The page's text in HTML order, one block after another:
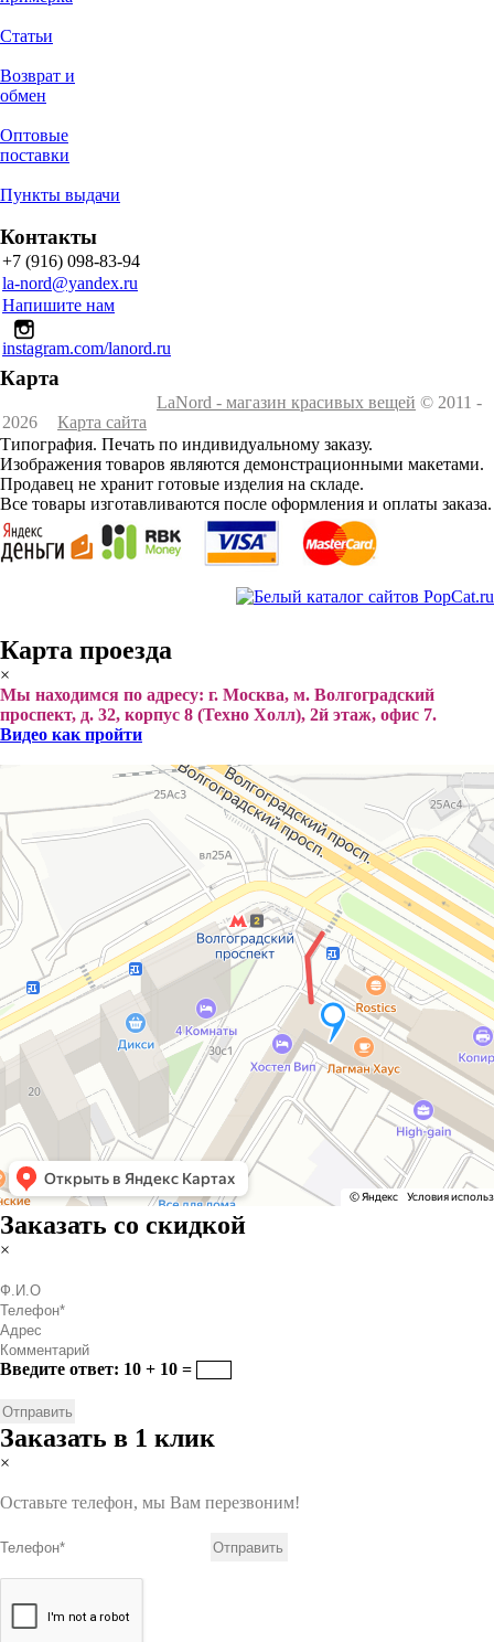
Статьи
Возврат и
обмен
Оптовые
поставки
Пункты выдачи
Контакты
+7 (916) 098-83-94
la-nord@yandex.ru
Напишите нам
instagram.com/lanord.ru
Карта
LaNord - магазин красивых вещей © 2011 -
2026
Карта сайта
Типография. Печать по индивидуальному заказу.
Изображения товаров являются демонстрационными макетами.
Продавец не хранит готовые изделия на складе.
Все товары изготавливаются после оформления и оплаты заказа.
Карта проезда
×
Мы находимся по адресу: г. Москва, м. Волгоградский
проспект, д. 32, корпус 8 (Техно Холл), 2й этаж, офис 7.
Видео как пройти
Заказать со скидкой
×
Введите ответ: 10 + 10 =
Заказать в 1 клик
×
Оставьте телефон, мы Вам перезвоним!